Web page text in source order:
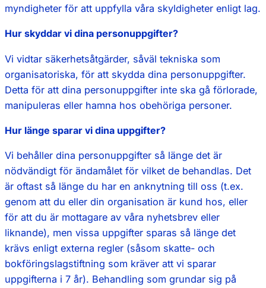
myndigheter för att uppfylla våra skyldigheter enligt lag.
Hur skyddar vi dina personuppgifter?
Vi vidtar säkerhetsåtgärder, såväl tekniska som
organisatoriska, för att skydda dina personuppgifter.
Detta för att dina personuppgifter inte ska gå förlorade,
manipuleras eller hamna hos obehöriga personer.
Hur länge sparar vi dina uppgifter?
Vi behåller dina personuppgifter så länge det är
nödvändigt för ändamålet för vilket de behandlas. Det
är oftast så länge du har en anknytning till oss (t.ex.
genom att du eller din organisation är kund hos, eller
för att du är mottagare av våra nyhetsbrev eller
liknande), men vissa uppgifter sparas så länge det
krävs enligt externa regler (såsom skatte- och
bokföringslagstiftning som kräver att vi sparar
uppgifterna i 7 år). Behandling som grundar sig på